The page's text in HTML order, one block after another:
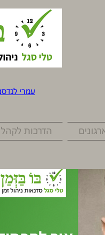
עמרי לנדסמן - 054-
הדרכות